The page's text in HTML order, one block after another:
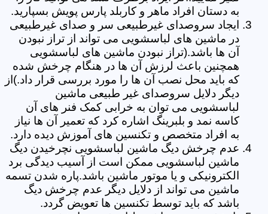
به دستان افراد ماهر و کاربلد پارس پویش بسپارید.
ایجاد سروصدای غیرطبیعی سر و صدای غیرطبیعی
در ماشین های لباسشویی می تواند از تراز نبودن
آن ها باشد.(تراز نبودن ماشین های لباسشویی
همچنین باعث لرزش آن ها در هنگام چرخش شده
که باید محل نصب آن ها را مورد بررسی قرار داد.)از
دیگر دلایل سروصدای غیر طبیعی ماشین
لباسشویی می توان به خرابی کمک فنر های آن
کاسه نمد و بلبرینگ اشاره کرد که تعمیر آن ها نیاز
به افراد متخصص و تکنسین های آموزش دیده دارد.
عدم چرخش دیگ ماشین لباسشویی نچرخیدن دیگ
ماشین لباسشویی ممکن است از آسیب دیدگی برد
الکترونیکی و یا موتور ماشین باشد.پاره شدن تسمه
ماشین می تواند از دلایل دیگر عدم چرخش دیگ
باشد که باید توسط تکنسین ها تعویض گردد.